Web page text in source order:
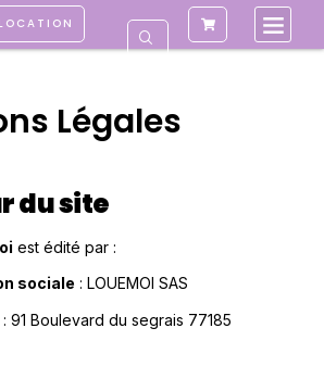
LOCATION
Légales
du site
est édité par :
sociale : LOUEMOI SAS
: 91 Boulevard du segrais 77185